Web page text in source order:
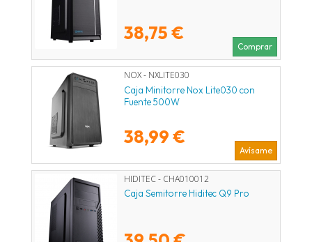
38,75 €
Comprar
NOX - NXLITE030
Caja Minitorre Nox Lite030 con
Fuente 500W
38,99 €
Avísame
HIDITEC - CHA010012
Caja Semitorre Hiditec Q9 Pro